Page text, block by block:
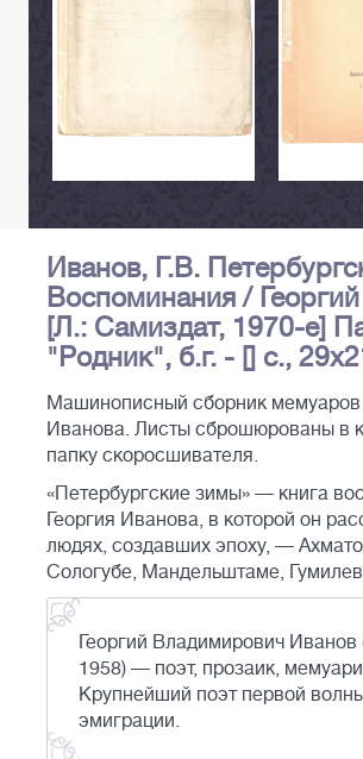
Иванов, Г.В.
Воспоминания /
[Л.: Самиздат, 1970-е]
"Родник", б.г. - [] с.,
Машинописный сборник мемуаров
Иванова. Листы сброшюрованы в
папку скоросшивателя.
«Петербургские зимы» — книга
Георгия Иванова, в которой он
людях, создавших эпоху, —
Сологубе, Мандельштаме,
Георгий Владимирович Иванов
1958) — поэт, прозаик,
Крупнейший поэт первой
эмиграции.